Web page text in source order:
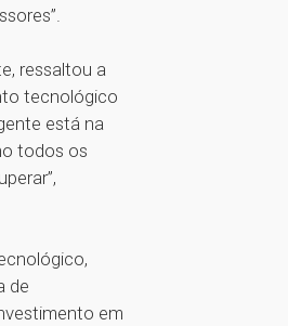
ressaltou a
tecnológico
está na
todos os
de
em